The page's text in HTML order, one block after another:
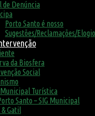
de Denúncia
Porto Santo é nosso
Sugestões/Reclamações/
da Biosfera
Social
Municipal Turística
Santo – SIG Municipal
Gatil